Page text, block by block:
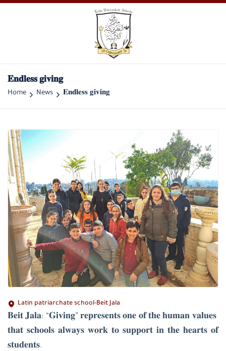
𝐄𝐧𝐝𝐥𝐞𝐬𝐬 𝐠𝐢𝐯𝐢𝐧𝐠
Home News 𝐄𝐧𝐝𝐥𝐞𝐬𝐬 𝐠𝐢𝐯𝐢𝐧𝐠
Latin patriarchate school-Beit Jala
𝐁𝐞𝐢𝐭 𝐉𝐚𝐥𝐚: “𝐆𝐢𝐯𝐢𝐧𝐠” 𝐫𝐞𝐩𝐫𝐞𝐬𝐞𝐧𝐭𝐬 𝐨𝐧𝐞 𝐨𝐟 𝐭𝐡𝐞 𝐡𝐮𝐦𝐚𝐧 𝐯𝐚𝐥𝐮𝐞𝐬 ​​
𝐭𝐡𝐚𝐭 𝐬𝐜𝐡𝐨𝐨𝐥𝐬 𝐚𝐥𝐰𝐚𝐲𝐬 𝐰𝐨𝐫𝐤 𝐭𝐨 𝐬𝐮𝐩𝐩𝐨𝐫𝐭 𝐢𝐧 𝐭𝐡𝐞 𝐡𝐞𝐚𝐫𝐭𝐬 𝐨𝐟
𝐬𝐭𝐮𝐝𝐞𝐧𝐭𝐬.